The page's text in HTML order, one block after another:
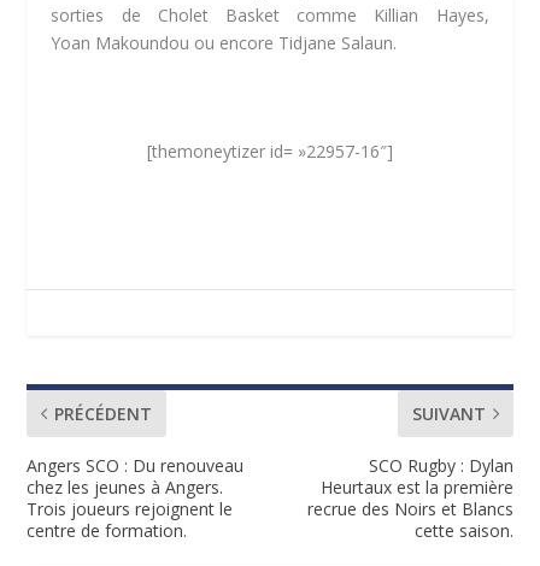
sorties de Cholet Basket comme Killian
Hayes,
Yoan Makoundou ou encore Tidjane Salaun.
[themoneytizer id= »22957-16″]
PRÉCÉDENT
Angers SCO : Du renouveau
chez les jeunes à Angers.
Trois joueurs rejoignent le
centre de formation.
SUIVANT
SCO Rugby : Dylan
Heurtaux est la première
recrue des Noirs et Blancs
cette saison.